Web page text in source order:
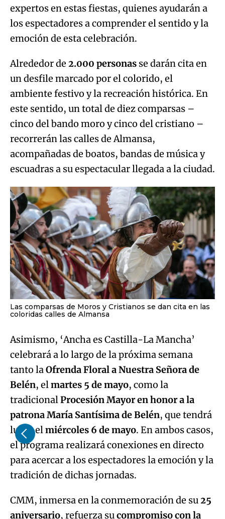
expertos en estas fiestas, quienes ayudarán a
los espectadores a comprender el sentido y la
emoción de esta celebración.
Alrededor de 2.000 personas se darán cita en
un desfile marcado por el colorido, el
ambiente festivo y la recreación histórica. En
este sentido, un total de diez comparsas –
cinco del bando moro y cinco del cristiano –
recorrerán las calles de Almansa,
acompañadas de boatos, bandas de música y
escuadras a su espectacular llegada a la ciudad.
Las comparsas de Moros y Cristianos se dan cita en las
coloridas calles de Almansa
Asimismo, ‘Ancha es Castilla-La Mancha’
celebrará a lo largo de la próxima semana
tanto la Ofrenda Floral a Nuestra Señora de
Belén, el martes 5 de mayo, como la
tradicional Procesión Mayor en honor a la
patrona María Santísima de Belén, que tendrá
lugar el miércoles 6 de mayo. En ambos casos,
el programa realizará conexiones en directo
para acercar a los espectadores la emoción y la
tradición de dichas jornadas.
CMM, inmersa en la conmemoración de su 25
aniversario, refuerza su compromiso con la